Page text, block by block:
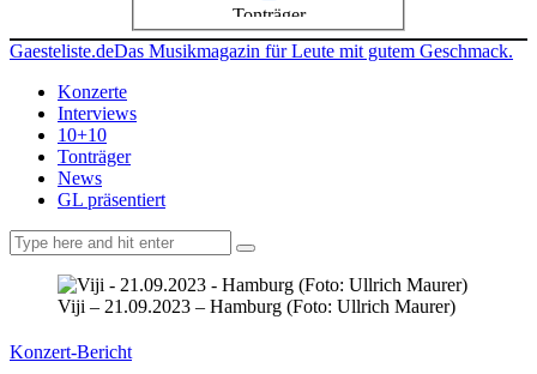
Tonträger
Gaesteliste.deDas Musikmagazin für Leute mit gutem Geschmack.
Konzerte
Interviews
10+10
Tonträger
News
GL präsentiert
Viji – 21.09.2023 – Hamburg (Foto: Ullrich Maurer)
Konzert-Bericht